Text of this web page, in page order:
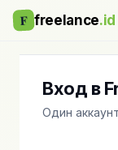
F freelance.id
Вход в
Один